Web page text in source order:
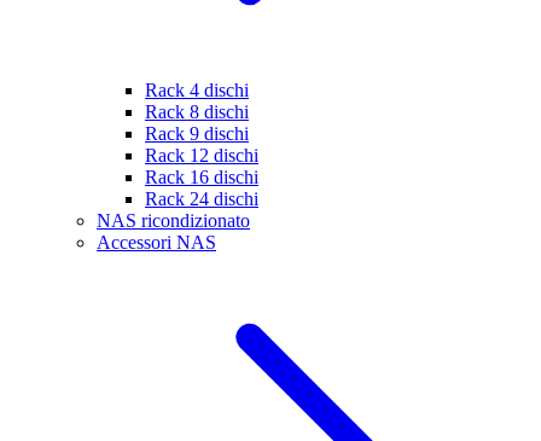
Rack 4 dischi
Rack 8 dischi
Rack 9 dischi
Rack 12 dischi
Rack 16 dischi
Rack 24 dischi
NAS ricondizionato
Accessori NAS